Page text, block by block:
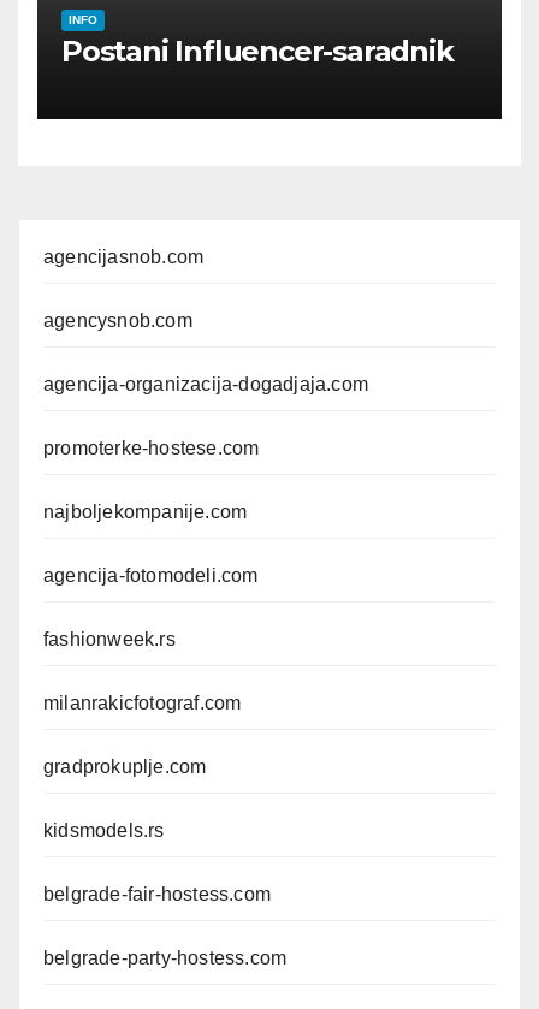
INFO
Postani Influencer-saradnik
agencijasnob.com
agencysnob.com
agencija-organizacija-dogadjaja.com
promoterke-hostese.com
najboljekompanije.com
agencija-fotomodeli.com
fashionweek.rs
milanrakicfotograf.com
gradprokuplje.com
kidsmodels.rs
belgrade-fair-hostess.com
belgrade-party-hostess.com